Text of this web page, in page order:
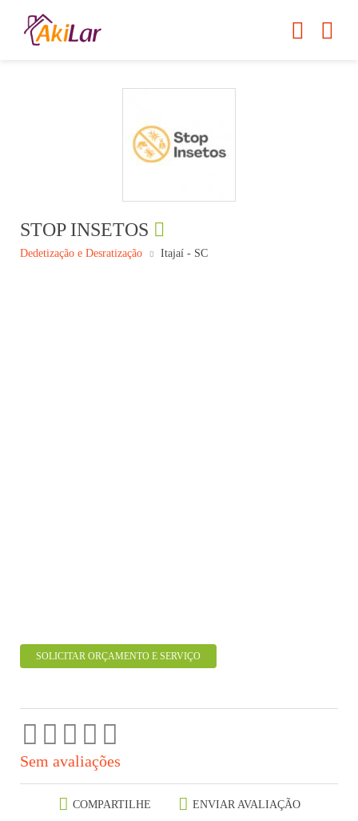
STOP INSETOS
Dedetização e Desratização Itajaí - SC
SOLICITAR ORÇAMENTO E SERVIÇO
Sem avaliações
COMPARTILHE ENVIAR AVALIAÇÃO